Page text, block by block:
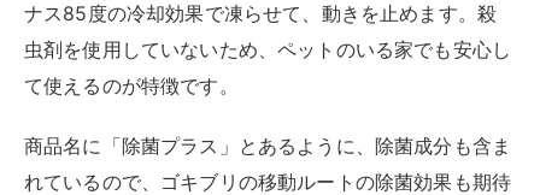
ナス85度の冷却効果で凍らせて、動きを止めます。殺
虫剤を使用していないため、ペットのいる家でも安心し
て使えるのが特徴です。
商品名に「除菌プラス」とあるように、除菌成分も含ま
れているので、ゴキブリの移動ルートの除菌効果も期待